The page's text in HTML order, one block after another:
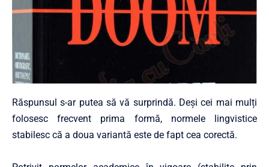
Răspunsul s-ar putea să vă surprindă. Deși cei mai mulți
folosesc frecvent prima formă, normele lingvistice
stabilesc că a doua variantă este de fapt cea corectă.